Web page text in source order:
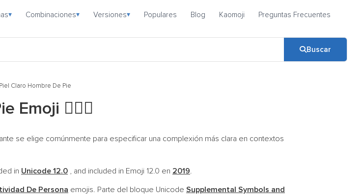
▾ Combinaciones▾ Versiones▾ Populares Blog Kaomoji Preguntas Frecuentes
Buscar
Claro Hombre De Pie
Emoji 🧍🏻‍♂️
se elige comúnmente para especificar una complexión más clara en contextos
in Unicode 12.0 , and included in Emoji 12.0 en 2019.
De Persona emojis. Parte del bloque Unicode Supplemental Symbols and